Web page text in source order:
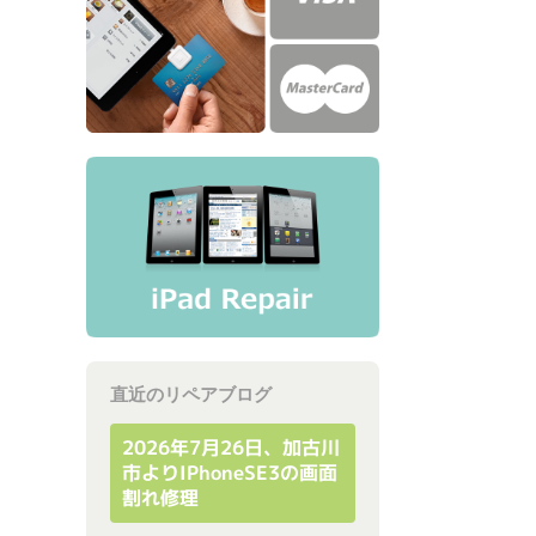
直近のリペアブログ
2026年7月26日、加古川
市よりiPhoneSE3の画面
割れ修理